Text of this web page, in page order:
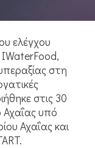
ελέγχου
στη
στις 30
Αχαΐας υπό
Αχαΐας και